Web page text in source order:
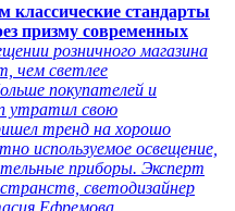
классические стандарты
призму современных
розничного магазина
чем светлее
покупателей и
утратил свою
тренд на хорошо
используемое освещение,
приборы. Эксперт
светодизайнер
Ефремова